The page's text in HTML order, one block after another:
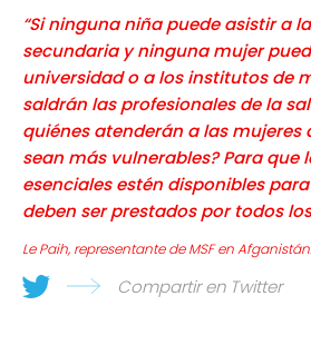
“Si ninguna niña puede asistir a
secundaria y ninguna mujer
universidad o a los institutos de
saldrán las profesionales de la
quiénes atenderán a las mujeres
sean más vulnerables? Para que
esenciales estén disponibles
deben ser prestados por todos
Le Paih, representante de MSF en Afganistán.
Compartir en Twitter